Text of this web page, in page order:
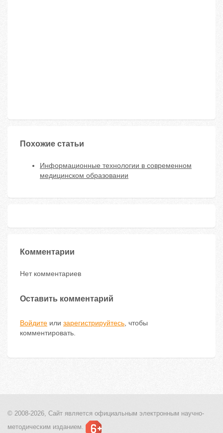
Похожие статьи
Информационные технологии в современном
медицинском образовании
Комментарии
Нет комментариев
Оставить комментарий
Войдите или зарегистрируйтесь, чтобы
комментировать.
© 2008-2026, Сайт является официальным электронным научно-
методическим изданием.